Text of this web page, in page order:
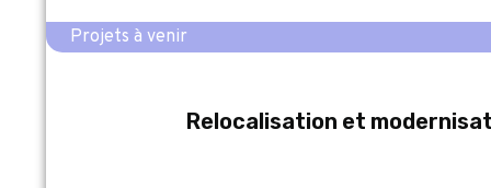
Projets à venir
Relocalisation et